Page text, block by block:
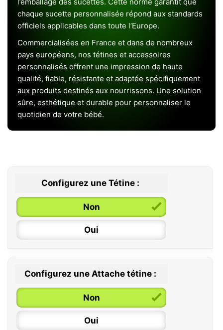
chaque sucette personnalisée répond aux standards
officiels applicables dans toute l’Europe.
Commercialisées en France et dans de nombreux
pays européens, nos tétines et accessoires
personnalisés offrent une impression de haute
qualité, fiable, résistante et adaptée spécifiquement
aux produits destinés aux nourrissons. Une solution
sûre, esthétique et durable pour personnaliser le
quotidien de votre bébé.
Configurez une Tétine :
Non
Oui
0 / 6 mois
6 / 36 mois
Configurez une Attache tétine :
Non
Oui